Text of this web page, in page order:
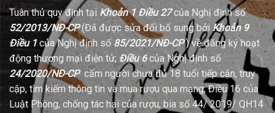
Tuân thủ quy định tại Khoản 1 Điều 27của Nghị định số
52/2013/NĐ-CP(Đã được sửa đổi bổ sung bởi Khoản 9
Điều 1của Nghị định số 85/2021/NĐ-CP) về đăng ký hoạt
động thương mại điện tử; Điều 6của Nghị định số
24/2020/NĐ-CPcấm người chưa đủ 18 tuổi tiếp cận, truy
cập, tìm kiếm thông tin và mua rượu qua mạng; Điều 16 của
Luật Phòng, chống tác hại của rượu, bia số 44/ 2019/ QH14